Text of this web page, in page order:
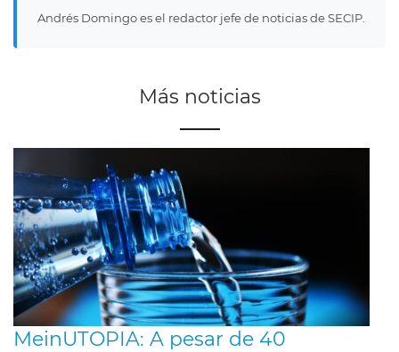
Andrés Domingo es el redactor jefe de noticias de SECIP.
Más noticias
MeinUTOPIA: A pesar de 40